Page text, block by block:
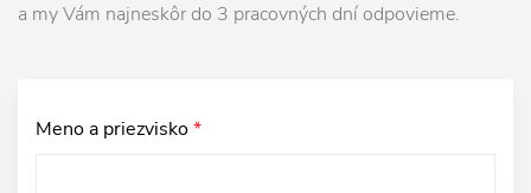
a my Vám najneskôr do 3 pracovných dní odpovieme.
Meno a priezvisko*